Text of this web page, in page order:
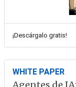
¡Descárgalo gratis!
WHITE PAPER